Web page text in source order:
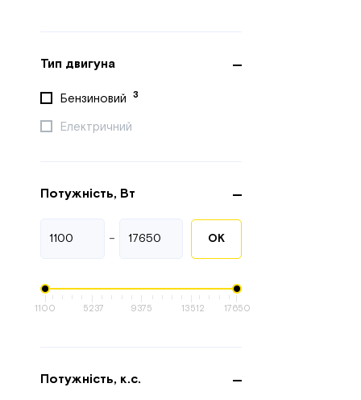
Тип двигуна
Бензиновий 3
Електричний
Потужність, Вт
- ОК
1100 5237 9375 13512 17650
Потужність, к.с.